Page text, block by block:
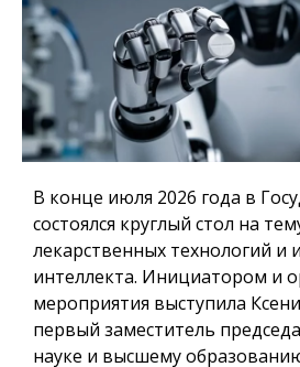
В конце июля 2026 года в
состоялся круглый стол на
лекарственных технологий и
интеллекта. Инициатором и
мероприятия выступила
первый заместитель
науке и высшему